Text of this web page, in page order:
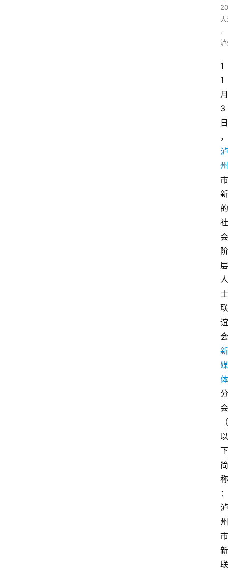
,
1
1
月
3
日
，
泸
州
市
新
的
社
会
阶
层
人
士
联
谊
会
新
媒
体
分
会
（
以
下
简
称
：
泸
州
市
新
联